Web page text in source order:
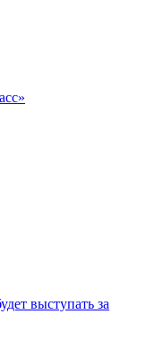
выступать за